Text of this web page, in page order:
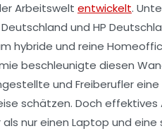
Arbeitswelt entwickelt.
und HP
hybride und reine
beschleunigte diesen
und Freiberufler eine
schätzen. Doch effektives
nur einen Laptop und eine